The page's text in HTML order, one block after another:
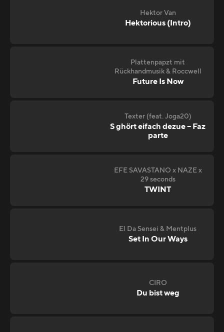
Hektor Van
Hektorious (Intro)
Plattenpapzt mit
Rückhandmusik & Roccwell
Future Is Now
Texter (feat. Joga20)
S ghört eifach dezue – Faz
parte
EFE SAVASTANO x NAZE x
29 seconds
TWINT
El Da Sensei & Mentplus
Set In Our Ways
CIRO
Du bist weg